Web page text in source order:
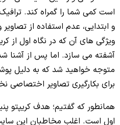
است کمی شما را گمراه کند.
و ابتدایی، عدم استفاده از
ویژگی های آن که در نگاه اول از
آشفته می سازد. اما پس از آشنا
متوجه خواهید شد که به دلیل
برای بکارگیری تصاویر اختصاصی
همانطور که گفتیم؛ هدف
اول است. اغلب مخاطبان این